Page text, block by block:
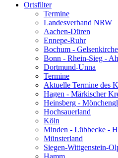
Ortsfilter
Termine
Landesverband NRW
Aachen-Düren
Ennepe-Ruhr
Bochum -
Bonn - Rhein-Sieg -
Dortmund-Unna
Termine
Aktuelle Termine des
Hagen - Märkischer
Heinsberg -
Hochsauerland
Köln
Minden - Lübbecke -
Münsterland
Siegen-Wittgenstein-
Hamm